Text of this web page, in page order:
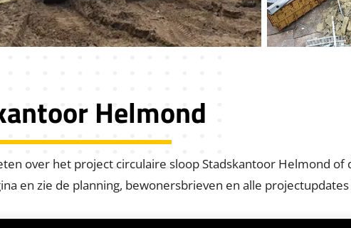
Helmond
over het project circulaire sloop Stadskantoor Helmond of
en zie de planning, bewonersbrieven en alle